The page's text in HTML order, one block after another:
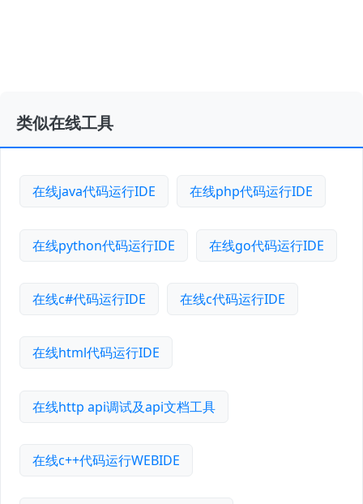
类似在线工具
在线java代码运行IDE 在线php代码运行IDE
在线python代码运行IDE 在线go代码运行IDE
在线c#代码运行IDE 在线c代码运行IDE
在线html代码运行IDE
在线http api调试及api文档工具
在线c++代码运行WEBIDE